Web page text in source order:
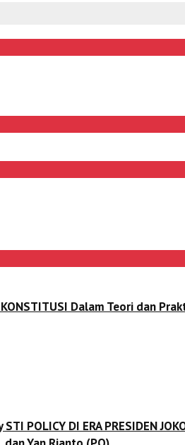
KONSTITUSI Dalam Teori dan
POLICY DI ERA PRESIDEN